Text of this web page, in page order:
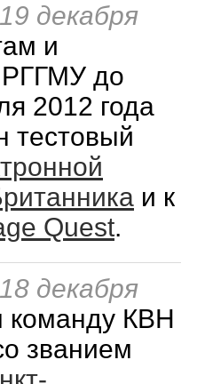
декабря
и
РГГМУ до
2012 года
тестовый
и к
Quest.
декабря
команду КВН
званием